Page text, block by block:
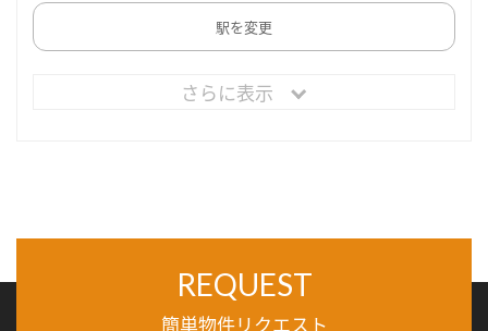
駅を変更
さらに表示
REQUEST
簡単物件リクエスト